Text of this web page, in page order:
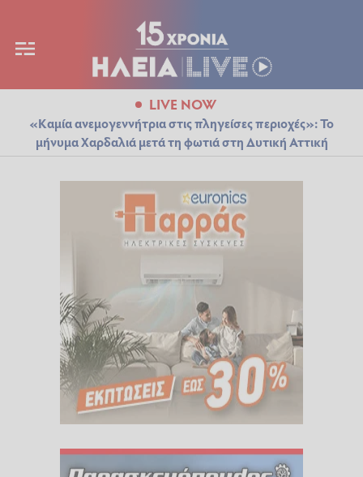
LIVE NOW
«Καμία ανεμογεννήτρια στις πληγείσες περιοχές»: Το
μήνυμα Χαρδαλιά μετά τη φωτιά στη Δυτική Αττική